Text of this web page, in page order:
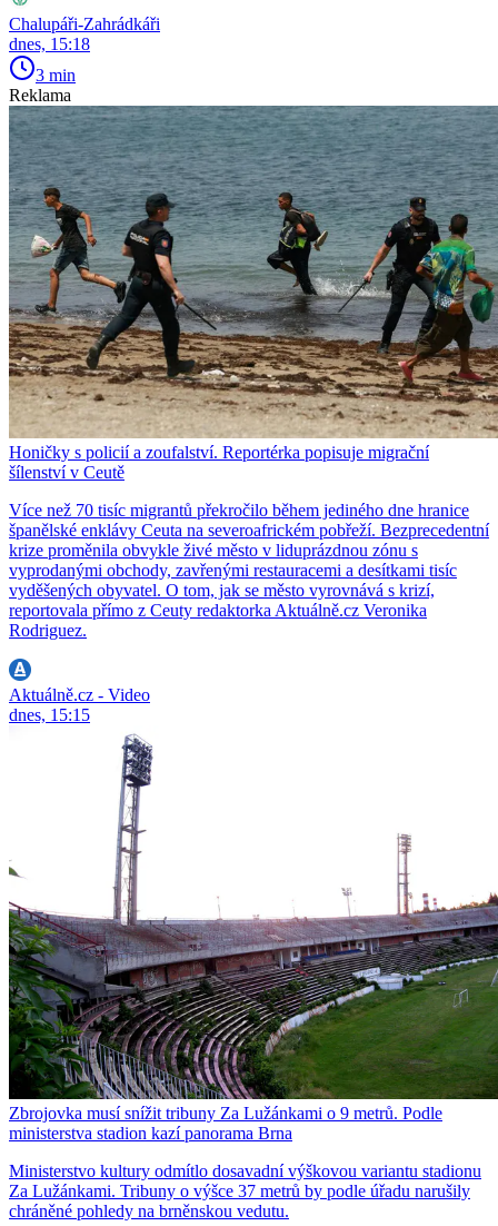
Chalupáři-Zahrádkáři
dnes, 15:18
3 min
Reklama
Honičky s policií a zoufalství. Reportérka popisuje migrační
šílenství v Ceutě
Více než 70 tisíc migrantů překročilo během jediného dne hranice
španělské enklávy Ceuta na severoafrickém pobřeží. Bezprecedentní
krize proměnila obvykle živé město v liduprázdnou zónu s
vyprodanými obchody, zavřenými restauracemi a desítkami tisíc
vyděšených obyvatel. O tom, jak se město vyrovnává s krizí,
reportovala přímo z Ceuty redaktorka Aktuálně.cz Veronika
Rodriguez.
Aktuálně.cz - Video
dnes, 15:15
Zbrojovka musí snížit tribuny Za Lužánkami o 9 metrů. Podle
ministerstva stadion kazí panorama Brna
Ministerstvo kultury odmítlo dosavadní výškovou variantu stadionu
Za Lužánkami. Tribuny o výšce 37 metrů by podle úřadu narušily
chráněné pohledy na brněnskou vedutu.